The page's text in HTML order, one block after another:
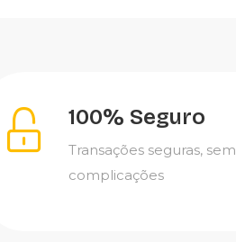
100% Seguro
Transações seguras, sem
complicações